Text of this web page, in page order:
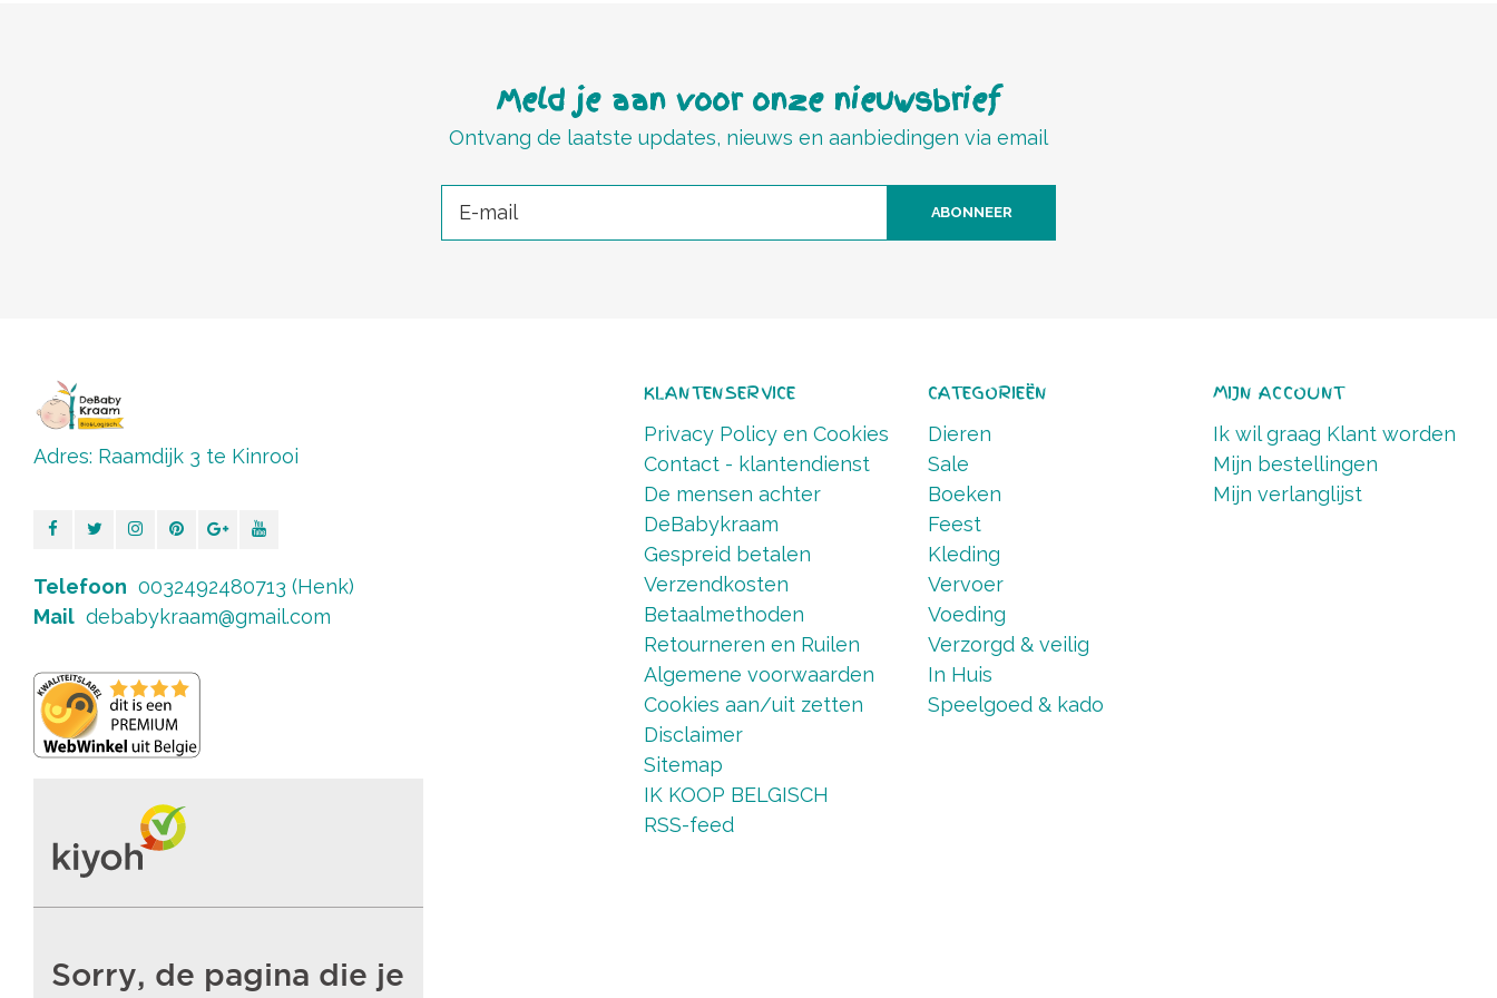
Meld je aan voor onze nieuwsbrief
Ontvang de laatste updates, nieuws en aanbiedingen via email
ABONNEER
Adres: Raamdijk 3 te Kinrooi
Telefoon 0032492480713 (Henk)
Mail debabykraam@gmail.com
KLANTENSERVICE
Privacy Policy en Cookies
Contact - klantendienst
De mensen achter
DeBabykraam
Gespreid betalen
Verzendkosten
Betaalmethoden
Retourneren en Ruilen
Algemene voorwaarden
Cookies aan/uit zetten
Disclaimer
Sitemap
IK KOOP BELGISCH
RSS-feed
CATEGORIEËN
Dieren
Sale
Boeken
Feest
Kleding
Vervoer
Voeding
Verzorgd & veilig
In Huis
Speelgoed & kado
MIJN ACCOUNT
Ik wil graag Klant worden
Mijn bestellingen
Mijn verlanglijst